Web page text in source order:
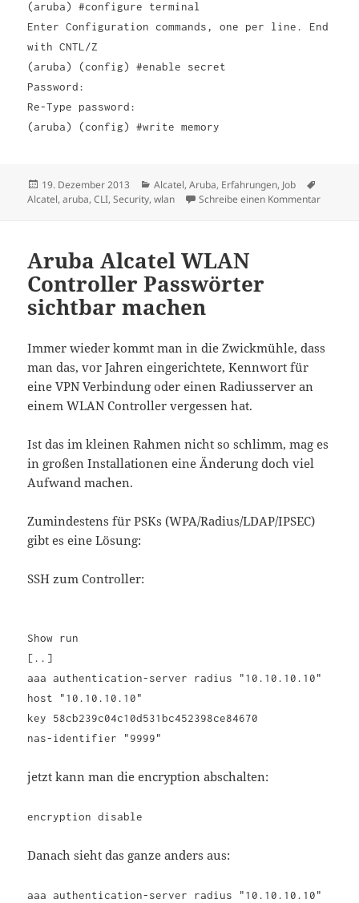
(aruba) #configure terminal
Enter Configuration commands, one per line. End
with CNTL/Z
(aruba) (config) #enable secret
Password:
Re-Type password:
(aruba) (config) #write memory
Veröffentlicht
am
19. Dezember 2013 Kategorien
Alcatel,Aruba, Erfahrungen, Job
Alcatel,aruba,CLI,Security,wlan Schreibe einen Kommentarzu
Aruba Alcatel WLAN
Controller Passwörter
sichtbar machen
Immer wieder kommt man in die Zwickmühle, dass
man das, vor Jahren eingerichtete, Kennwort für
eine VPN Verbindung oder einen Radiusserver an
einem WLAN Controller vergessen hat.
Ist das im kleinen Rahmen nicht so schlimm, mag es
in großen Installationen eine Änderung doch viel
Aufwand machen.
Zumindestens für PSKs (WPA/Radius/LDAP/IPSEC)
gibt es eine Lösung:
SSH zum Controller:
Show run
[..]
aaa authentication-server radius "10.10.10.10"
host "10.10.10.10"
key 58cb239c04c10d531bc452398ce84670
nas-identifier "9999"
jetzt kann man die encryption abschalten:
encryption disable
Danach sieht das ganze anders aus:
aaa authentication-server radius "10.10.10.10"